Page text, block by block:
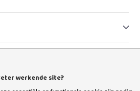
werkende site?